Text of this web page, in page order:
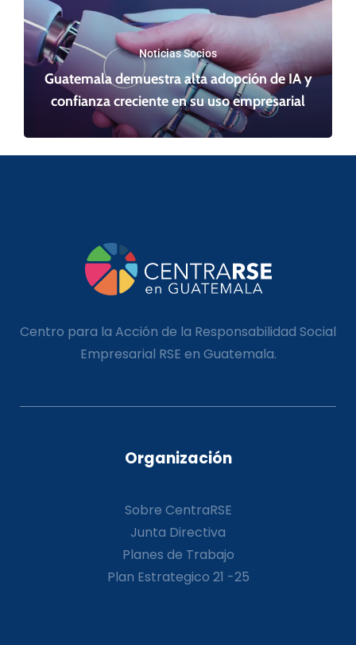
Noticias Socios
Guatemala demuestra alta adopción de IA y
confianza creciente en su uso empresarial
Centro para la Acción de la Responsabilidad Social
Empresarial RSE en Guatemala.
Organización
Sobre CentraRSE
Junta Directiva
Planes de Trabajo
Plan Estrategico 21 -25